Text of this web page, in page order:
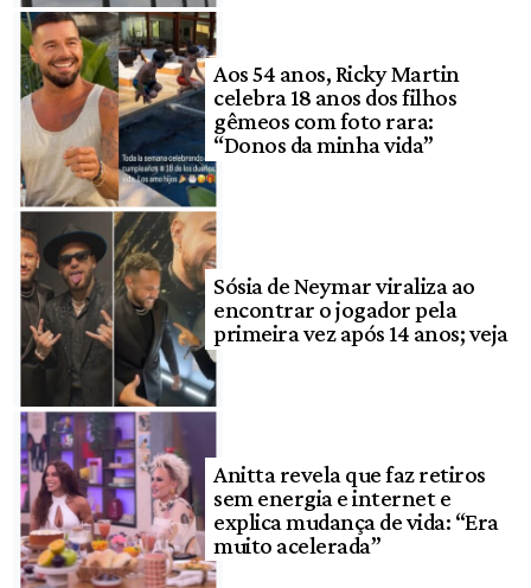
Aos 54 anos, Ricky Martin
celebra 18 anos dos filhos
gêmeos com foto rara:
“Donos da minha vida”
Sósia de Neymar viraliza ao
encontrar o jogador pela
primeira vez após 14 anos; veja
Anitta revela que faz retiros
sem energia e internet e
explica mudança de vida: “Era
muito acelerada”